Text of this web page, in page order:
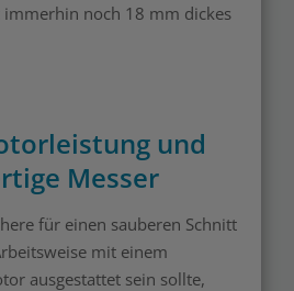
immerhin noch 18 mm dickes
und
Messer
für einen sauberen Schnitt
mit einem
ausgestattet sein sollte,